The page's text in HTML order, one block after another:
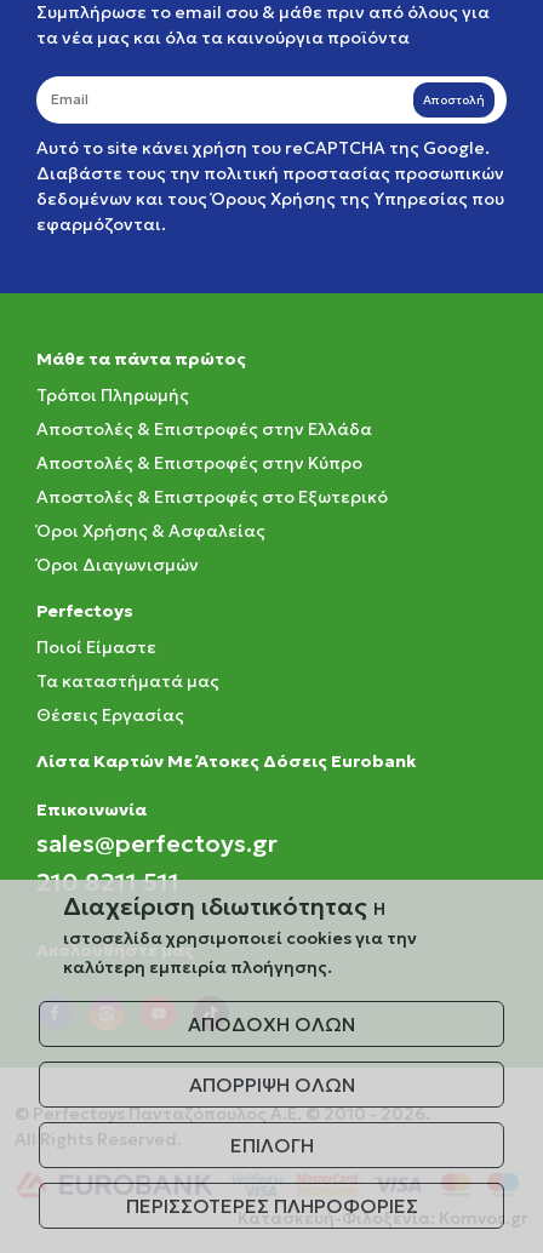
Συμπλήρωσε το email σου & μάθε πριν από όλους για
τα νέα μας και όλα τα καινούργια προϊόντα
Αποστολή
Αυτό το site κάνει χρήση του reCAPTCHA της Google.
Διαβάστε τους την πολιτική προστασίας προσωπικών
δεδομένων και τουςΌρους Χρήσης της Υπηρεσίας που
εφαρμόζονται.
Μάθε τα πάντα πρώτος
Τρόποι Πληρωμής
Αποστολές & Επιστροφές στην Ελλάδα
Αποστολές & Επιστροφές στην Κύπρο
Αποστολές & Επιστροφές στο Εξωτερικό
Όροι Χρήσης & Ασφαλείας
Όροι Διαγωνισμών
Perfectoys
Ποιοί Είμαστε
Τα καταστήματά μας
Θέσεις Εργασίας
Λίστα Καρτών Με Άτοκες Δόσεις Eurobank
Eπικοινωνία
sales@perfectoys.gr
210 8211 511
Ακολουθήστε μας
© Perfectoys Πανταζόπουλος Α.Ε. © 2010 - 2026.
All Rights Reserved.
Κατασκευή-Φιλοξενία: Komvos.gr
Διαχείριση ιδιωτικότητας Η
ιστοσελίδα χρησιμοποιεί cookies για την
καλύτερη εμπειρία πλοήγησης.
ΑΠΟΔΟΧΗ ΟΛΩΝ
ΑΠΟΡΡΙΨΗ ΟΛΩΝ
ΕΠΙΛΟΓΗ
ΠΕΡΙΣΣΟΤΕΡΕΣ ΠΛΗΡΟΦΟΡΙΕΣ